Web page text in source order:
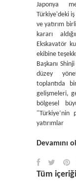
Japonya
Türkiye'deki iş
ve yatırım
kararı
Ekskavatör
ekibine
Başkanı
düzey
toplantıda
gelişmeleri,
bölgesel
''Türkiye‘nin
yatırımlar
Devamını
Tüm